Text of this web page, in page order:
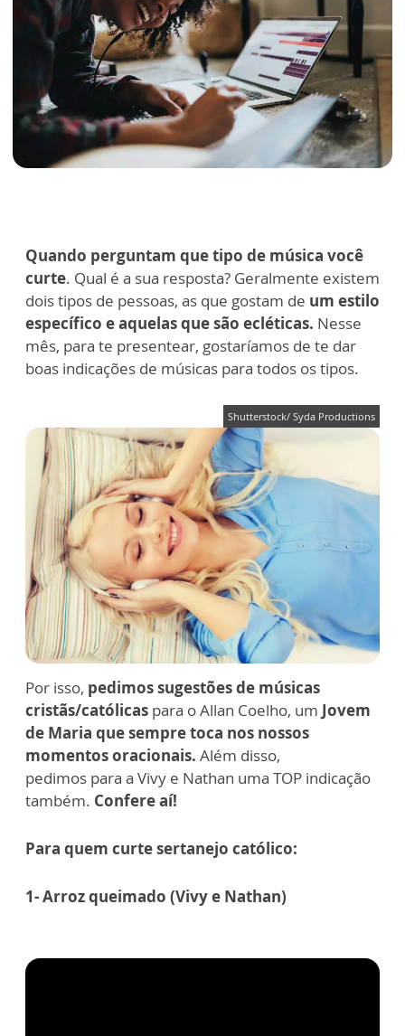
Quando perguntam que tipo de música você
curte. Qual é a sua resposta? Geralmente existem
dois tipos de pessoas, as que gostam de um estilo
específico e aquelas que são ecléticas. Nesse
mês, para te presentear, gostaríamos de te dar
boas indicações de músicas para todos os tipos.
Shutterstock/ Syda Productions
Por isso, pedimos sugestões de músicas
cristãs/católicas para o Allan Coelho, um Jovem
de Maria que sempre toca nos nossos
momentos oracionais. Além disso,
pedimos para a Vivy e Nathan uma TOP indicação
também. Confere aí!
Para quem curte sertanejo católico:
1- Arroz queimado (Vivy e Nathan)